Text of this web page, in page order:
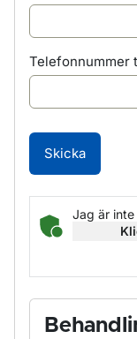
Telefonnummer
Skicka
Jag är